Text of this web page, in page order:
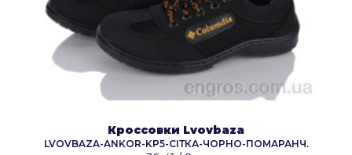
Кроссовки Lvovbaza
LVOVBAZA-ANKOR-KP5-СІТКА-ЧОРНО-ПОМАРАНЧ.